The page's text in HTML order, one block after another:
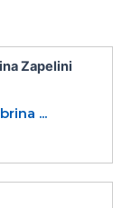
Zapelini
...